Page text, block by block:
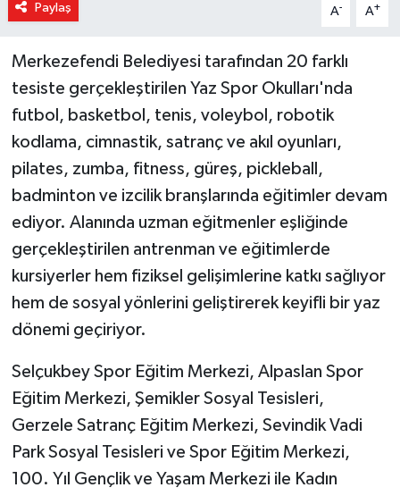
Paylaş A- A+
Merkezefendi Belediyesi tarafından 20 farklı
tesiste gerçekleştirilen Yaz Spor Okulları'nda
futbol, basketbol, tenis, voleybol, robotik
kodlama, cimnastik, satranç ve akıl oyunları,
pilates, zumba, fitness, güreş, pickleball,
badminton ve izcilik branşlarında eğitimler devam
ediyor. Alanında uzman eğitmenler eşliğinde
gerçekleştirilen antrenman ve eğitimlerde
kursiyerler hem fiziksel gelişimlerine katkı sağlıyor
hem de sosyal yönlerini geliştirerek keyifli bir yaz
dönemi geçiriyor.
Selçukbey Spor Eğitim Merkezi, Alpaslan Spor
Eğitim Merkezi, Şemikler Sosyal Tesisleri,
Gerzele Satranç Eğitim Merkezi, Sevindik Vadi
Park Sosyal Tesisleri ve Spor Eğitim Merkezi,
100. Yıl Gençlik ve Yaşam Merkezi ile Kadın